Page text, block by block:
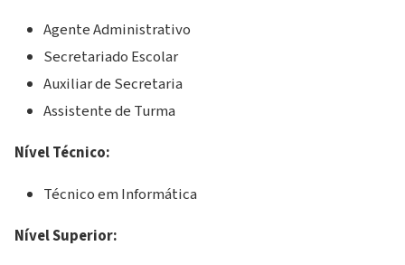
Agente Administrativo
Secretariado Escolar
Auxiliar de Secretaria
Assistente de Turma
Nível Técnico:
Técnico em Informática
Nível Superior: